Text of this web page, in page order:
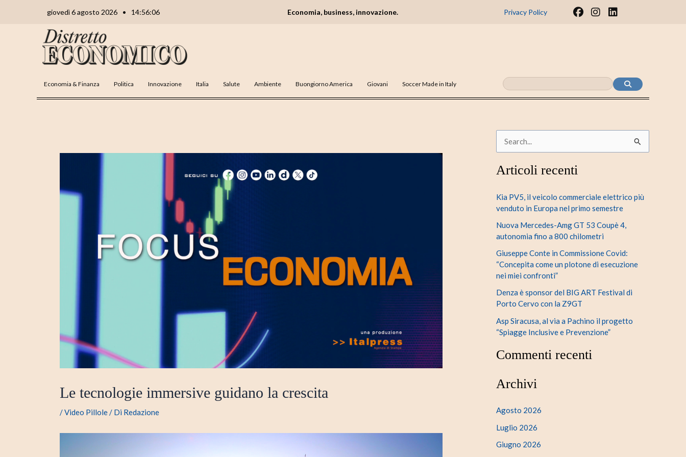
giovedì 6 agosto 2026 • 14:56:07 Economia, business, innovazione. Privacy Policy
F
I
m
L
n
Economia & Finanza Politica Innovazione Italia Salute Ambiente Buongiorno America Giovani Soccer Made in Italy
Le tecnologie immersive guidano la crescita
/Video Pillole/ Di Redazione
r
a
:
Articoli recenti
Kia PV5, il veicolo commerciale elettrico più
venduto in Europa nel primo semestre
Nuova Mercedes-Amg GT 53 Coupè 4,
autonomia fino a 800 chilometri
Giuseppe Conte in Commissione Covid:
“Concepita come un plotone di esecuzione
nei miei confronti”
Denza è sponsor del BIG ART Festival di
Porto Cervo con la Z9GT
Asp Siracusa, al via a Pachino il progetto
“Spiagge Inclusive e Prevenzione”
Commenti recenti
Archivi
Agosto 2026
Luglio 2026
Giugno 2026